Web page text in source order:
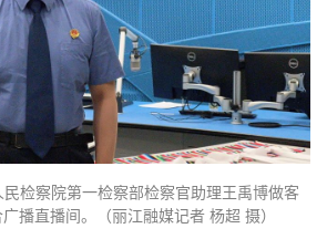
检察院第一检察部检察官助理王禹博做客
播直播间。（丽江融媒记者 杨超 摄）